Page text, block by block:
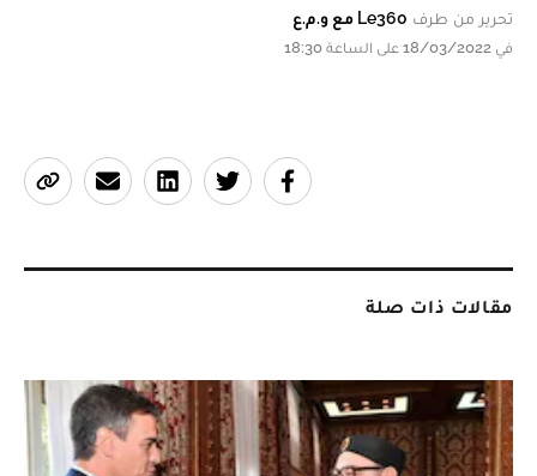
تحرير من طرف Le360 مع و.م.ع
في 18/03/2022 على الساعة 18:30
مقالات ذات صلة